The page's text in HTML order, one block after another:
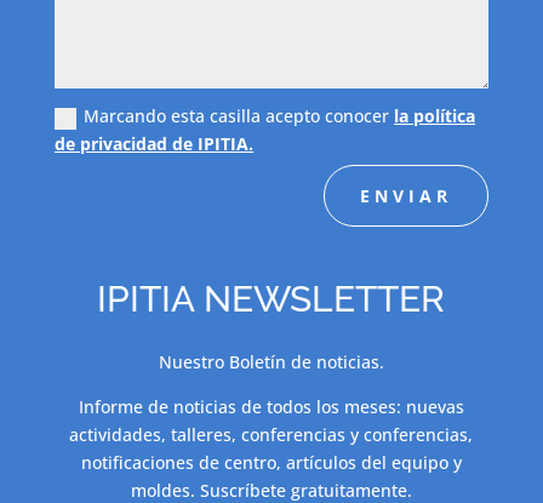
Marcando esta casilla acepto conocer la política
de privacidad de IPITIA.
ENVIAR
IPITIA NEWSLETTER
Nuestro Boletín de noticias.
Informe de noticias de todos los meses: nuevas
actividades, talleres, conferencias y conferencias,
notificaciones de centro, artículos del equipo y
moldes. Suscríbete gratuitamente.